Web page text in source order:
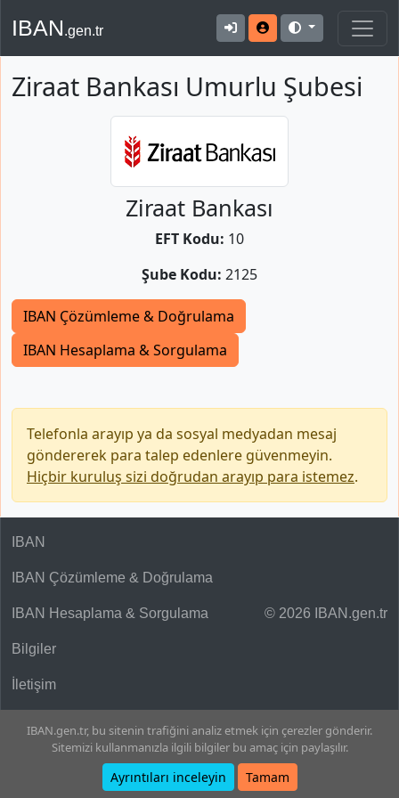
IBAN.gen.tr
Ziraat Bankası Umurlu Şubesi
Ziraat Bankası
EFT Kodu: 10
Şube Kodu: 2125
IBAN Çözümleme & Doğrulama
IBAN Hesaplama & Sorgulama
Telefonla arayıp ya da sosyal medyadan mesaj
göndererek para talep edenlere güvenmeyin.
Hiçbir kuruluş sizi doğrudan arayıp para istemez.
© 2026 IBAN.gen.tr
IBAN
IBAN Çözümleme & Doğrulama
IBAN Hesaplama & Sorgulama
Bilgiler
İletişim
IBAN.gen.tr, bu sitenin trafiğini analiz etmek için çerezler gönderir.
Sitemizi kullanmanızla ilgili bilgiler bu amaç için paylaşılır.
Ayrıntıları inceleyin Tamam